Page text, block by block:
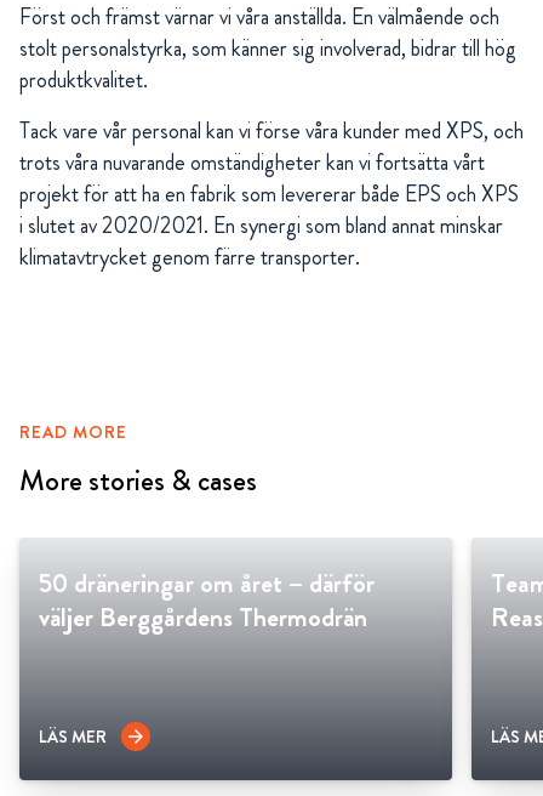
Först och främst värnar vi våra anställda. En välmående och
stolt personalstyrka, som känner sig involverad, bidrar till hög
produktkvalitet.
Tack vare vår personal kan vi förse våra kunder med XPS, och
trots våra nuvarande omständigheter kan vi fortsätta vårt
projekt för att ha en fabrik som levererar både EPS och XPS
i slutet av 2020/2021. En synergi som bland annat minskar
klimatavtrycket genom färre transporter.
READ MORE
More stories & cases
50 dräneringar om året – därför
väljer Berggårdens Thermodrän
LÄS MER arrow_forward LÄS